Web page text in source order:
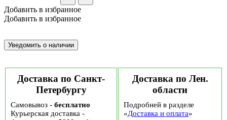
Добавить в избранное
Добавить в избранное
Доставка по Санкт-
Петербургу
Самовывоз - бесплатно
Курьерская доставка -
Доставка по Лен.
области
Подробней в разделе
«Доставка и оплата»